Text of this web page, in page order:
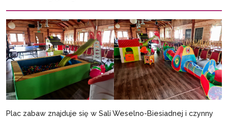
Plac zabaw znajduje się w Sali Weselno-Biesiadnej i czynny